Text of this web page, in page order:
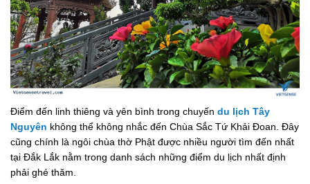
Điểm đến linh thiêng và yên bình trong chuyến du lịch Tây
Nguyên không thể không nhắc đến Chùa Sắc Tứ Khải Đoan. Đây
cũng chính là ngôi chùa thờ Phật được nhiều người tìm đến nhất
tại Đắk Lắk nằm trong danh sách những điểm du lịch nhất định
phải ghé thăm.